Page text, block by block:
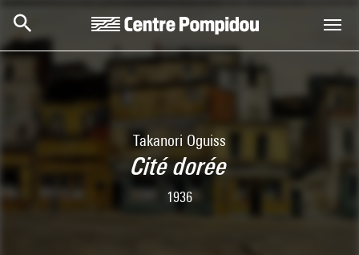
Takanori Oguiss
Cité dorée
1936